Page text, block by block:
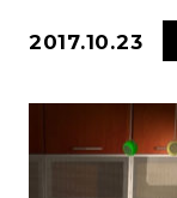
2017.10.23